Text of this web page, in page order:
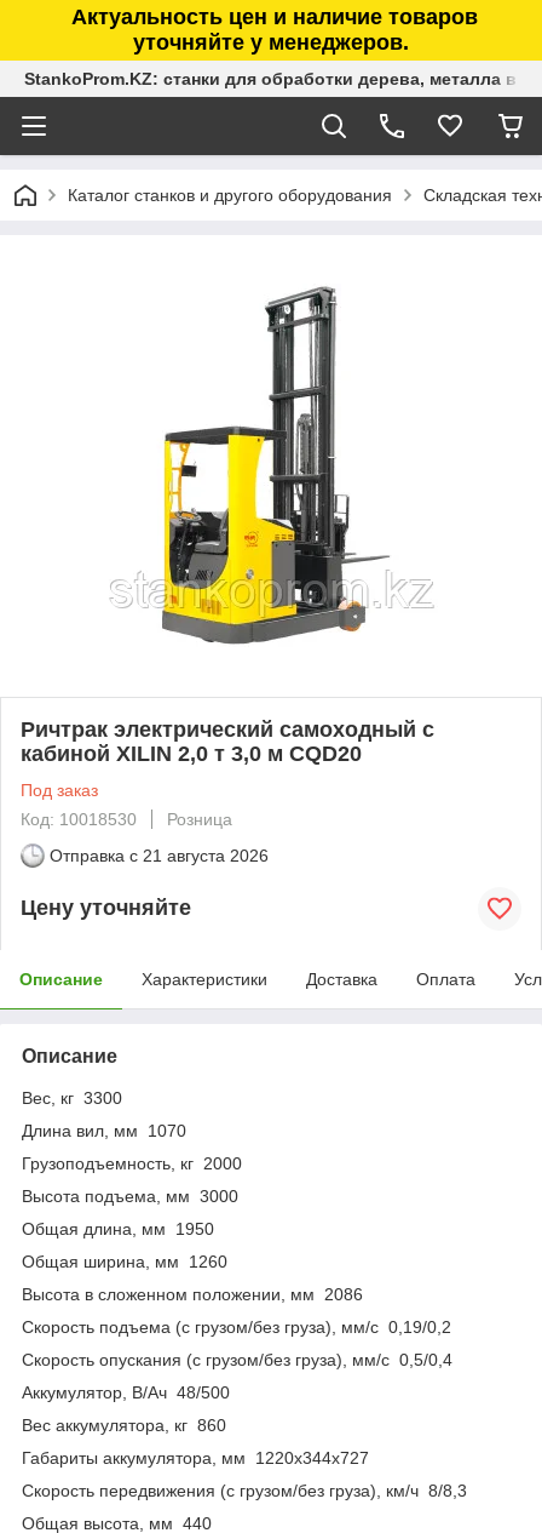
Актуальность цен и наличие товаров
уточняйте у менеджеров.
StankoProm.KZ: станки для обработки дерева, металла в
Каталог станков и другого оборудования Складская
Ричтрак электрический самоходный с
кабиной XILIN 2,0 т 3,0 м CQD20
Под заказ
Код: 10018530
Розница
Отправка с 21 августа 2026
Цену уточняйте
Описание Характеристики Доставка Оплата
Описание
Вес, кг 3300
Длина вил, мм 1070
Грузоподъемность, кг 2000
Высота подъема, мм 3000
Общая длина, мм 1950
Общая ширина, мм 1260
Высота в сложенном положении, мм 2086
Скорость подъема (с грузом/без груза), мм/с 0,19/0,2
Скорость опускания (с грузом/без груза), мм/с 0,5/0,4
Аккумулятор, В/Ач 48/500
Вес аккумулятора, кг 860
Габариты аккумулятора, мм 1220х344х727
Скорость передвижения (с грузом/без груза), км/ч 8/8,3
Общая высота, мм 440